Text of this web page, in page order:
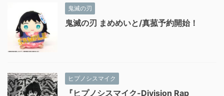
鬼滅の刃
鬼滅の刃 まめめいと/真菰予約開始！
ヒプノシスマイク
『ヒプノシスマイク-Division Rap